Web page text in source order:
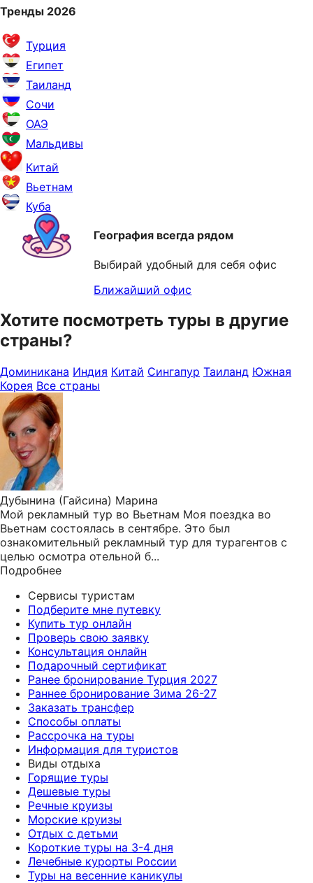
Тренды 2026
Турция
Египет
Таиланд
Сочи
ОАЭ
Мальдивы
Китай
Вьетнам
Куба
География всегда рядом
Выбирай удобный для себя офис
Ближайший офис
Хотите посмотреть туры в другие
страны?
Доминикана Индия Китай Сингапур Таиланд Южная
Корея Все страны
Дубынина (Гайсина) Марина
Мой рекламный тур во Вьетнам Моя поездка во
Вьетнам состоялась в сентябре. Это был
ознакомительный рекламный тур для турагентов с
целью осмотра отельной б...
Подробнее
Сервисы туристам
Подберите мне путевку
Купить тур онлайн
Проверь свою заявку
Консультация онлайн
Подарочный сертификат
Ранее бронирование Турция 2027
Раннее бронирование Зима 26-27
Заказать трансфер
Способы оплаты
Рассрочка на туры
Информация для туристов
Виды отдыха
Горящие туры
Дешевые туры
Речные круизы
Морские круизы
Отдых с детьми
Короткие туры на 3-4 дня
Лечебные курорты России
Туры на весенние каникулы